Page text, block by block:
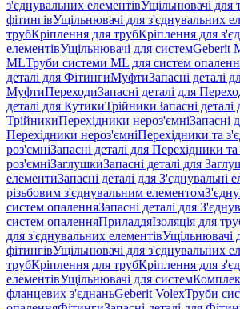
з'єднувальних елементівУщільнювачі для
фітингівУщільнювачі для з'єднувальних
трубКріплення для трубКріплення для
елементівУщільнювачі для системGeberit
MLТруби системи ML для систем
деталі для ФітингиМуфтиЗапасні деталі
МуфтиПереходиЗапасні деталі для
деталі для КутикиТрійникиЗапасні деталі
ТрійникиПерехідники нероз'ємніЗапасні
Перехідники нероз'ємніПерехідники та
роз'ємніЗапасні деталі для Перехідники
роз'ємніЗаглушкиЗапасні деталі для
елементиЗапасні деталі для З'єднувальні
різьбовим з'єднувальним елементом
систем опаленняЗапасні деталі для
систем опаленняПриладдяІзоляція для
для з'єднувальних елементівУщільнювачі
фітингівУщільнювачі для з'єднувальних
трубКріплення для трубКріплення для
елементівУщільнювачі для систем
фланцевих з'єднаньGeberit VolexТруби